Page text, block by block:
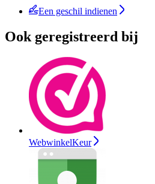
Een geschil indienen
Ook geregistreerd bij
WebwinkelKeur